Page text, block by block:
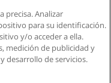
CIF : B-95610580: -
precisa. Analizar
para su identificación.
y/o acceder a ella.
medición de publicidad y
desarrollo de servicios.